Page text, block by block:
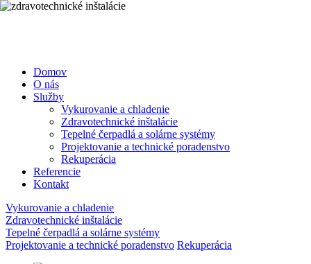
Domov
O nás
Služby
Vykurovanie a chladenie
Zdravotechnické inštalácie
Tepelné čerpadlá a solárne systémy
Projektovanie a technické poradenstvo
Rekuperácia
Referencie
Kontakt
Vykurovanie a chladenie
Zdravotechnické inštalácie
Tepelné čerpadlá a solárne systémy
Projektovanie a technické poradenstvo Rekuperácia